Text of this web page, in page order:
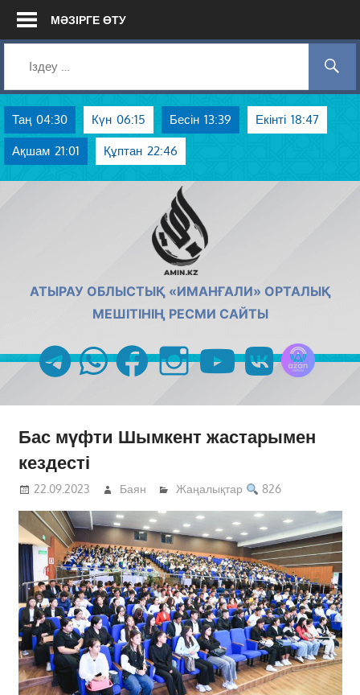
Skip
МӘЗІРГЕ ӨТУ
Таң 04:30 Күн 06:15 Бесін 13:39 Екінті 18:47
Ақшам 21:01 Құптан 22:46
АТЫРАУ ОБЛЫСТЫҚ «ИМАНҒАЛИ» ОРТАЛЫҚ
МЕШІТІНІҢ РЕСМИ САЙТЫ
telegramwhatsappfacebookinstagramyoutubevk
Бас мүфти Шымкент жастарымен
кездесті
22.09.2023 Баян Жаңалықтар 826